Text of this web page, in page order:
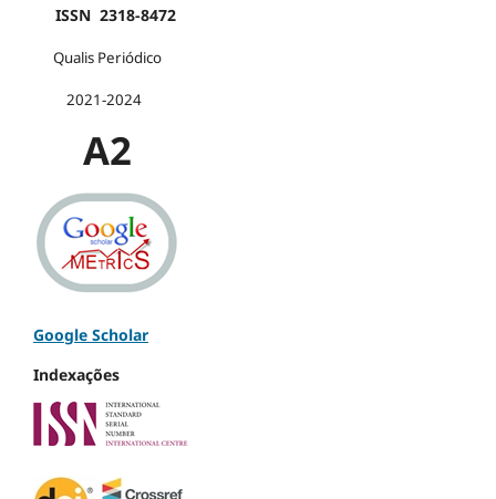
ISSN 2318-8472
Qualis Periódico
2021-2024
A2
Google Scholar
Indexações